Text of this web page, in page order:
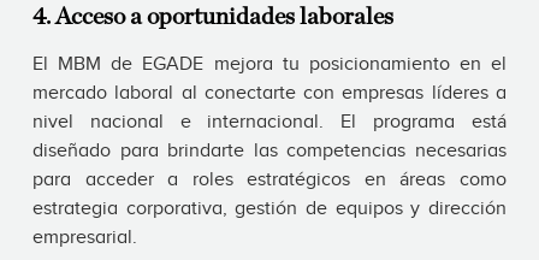
4. Acceso a oportunidades laborales
El MBM de EGADE mejora tu posicionamiento en el
mercado laboral al conectarte con empresas líderes a
nivel nacional e internacional. El programa está
diseñado para brindarte las competencias necesarias
para acceder a roles estratégicos en áreas como
estrategia corporativa, gestión de equipos y dirección
empresarial.